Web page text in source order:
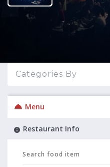
Categories By
Menu
Restaurant Info